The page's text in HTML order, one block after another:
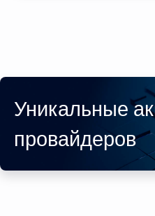
Уникальные
провайдеров